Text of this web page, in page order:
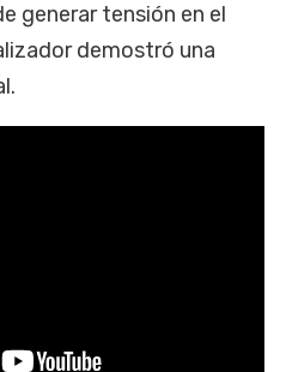
generar tensión en el
demostró una